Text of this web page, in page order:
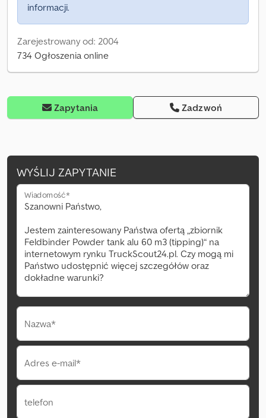
informacji.
Zarejestrowany od: 2004
734 Ogłoszenia online
Zapytania Zadzwoń
WYŚLIJ ZAPYTANIE
Wiadomość*
Nazwa*
Adres e-mail*
telefon